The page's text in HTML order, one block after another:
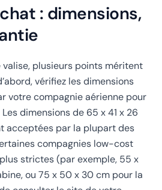
: dimensions,
valise, plusieurs points méritent
vérifiez les dimensions
votre compagnie aérienne pour
dimensions de 65 x 41 x 26
acceptées par la plupart des
compagnies low-cost
strictes (par exemple, 55 x
ou 75 x 50 x 30 cm pour la